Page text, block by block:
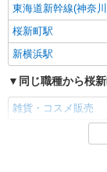
東海道新幹線(神奈
桜新町駅
新横浜駅
同じ職種から桜
雑貨・コスメ販売
同じ雇用形態か